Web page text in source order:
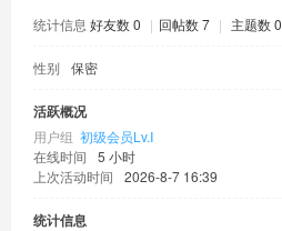
统计信息 好友数 0 | 回帖数 7 | 主题数 0
性别 保密
活跃概况
用户组 初级会员Lv.Ⅰ
在线时间
5 小时
上次活动时间
2026-8-7 16:39
统计信息